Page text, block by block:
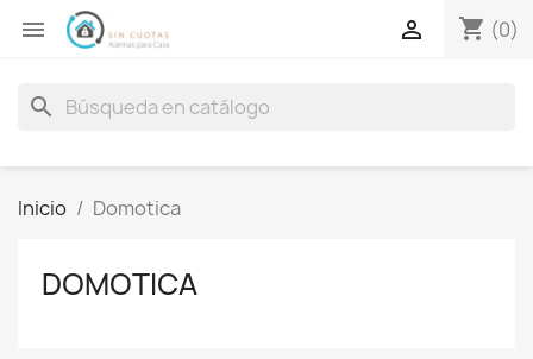
 shopping_cart (0)

search
Inicio Domotica
DOMOTICA